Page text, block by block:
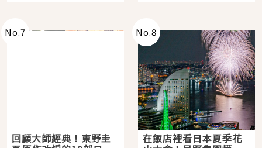
No.7
回顧大師經典！東野圭
No.8
在飯店裡看日本夏季花